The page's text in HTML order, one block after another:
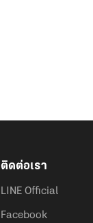
ติดต่อเรา
LINE Official
Facebook